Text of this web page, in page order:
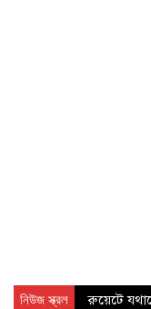
নিউজ স্ক্রল রুয়েটে